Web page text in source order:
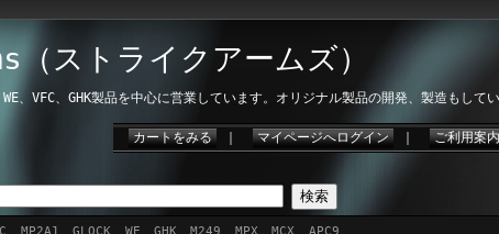
ストライクアームズ）
、VFC、GHK製品を中心に営業しています。オリジナル製品の開発、製造もしてい
カートをみる マイページへログイン ご利用案内